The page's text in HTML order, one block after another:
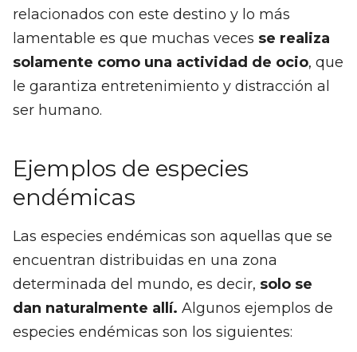
relacionados con este destino y lo más
lamentable es que muchas veces se realiza
solamente como una actividad de ocio, que
le garantiza entretenimiento y distracción al
ser humano.
Ejemplos de especies
endémicas
Las especies endémicas son aquellas que se
encuentran distribuidas en una zona
determinada del mundo, es decir, solo se
dan naturalmente allí. Algunos ejemplos de
especies endémicas son los siguientes: